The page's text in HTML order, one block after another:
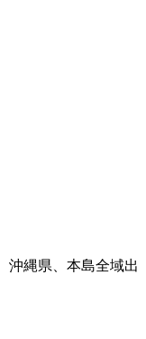
縄県、本島全域出